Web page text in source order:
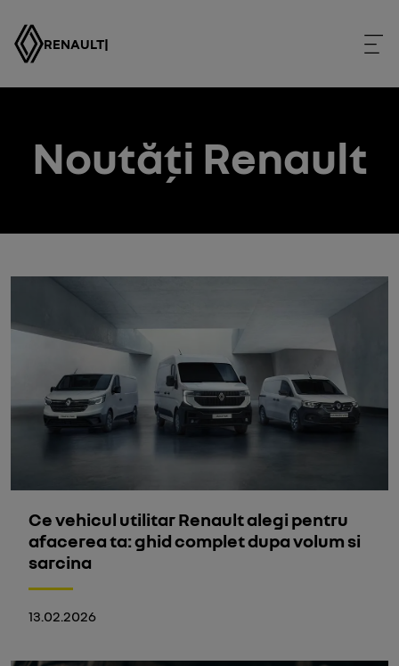
RENAULT|
Noutăți Renault
Ce vehicul utilitar Renault alegi pentru
afacerea ta: ghid complet dupa volum si
sarcina
13.02.2026